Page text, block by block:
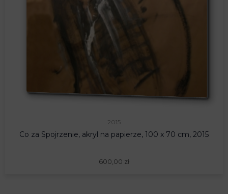
2015
Co za Spojrzenie, akryl na papierze, 100 x 70 cm, 2015
600,00 zł